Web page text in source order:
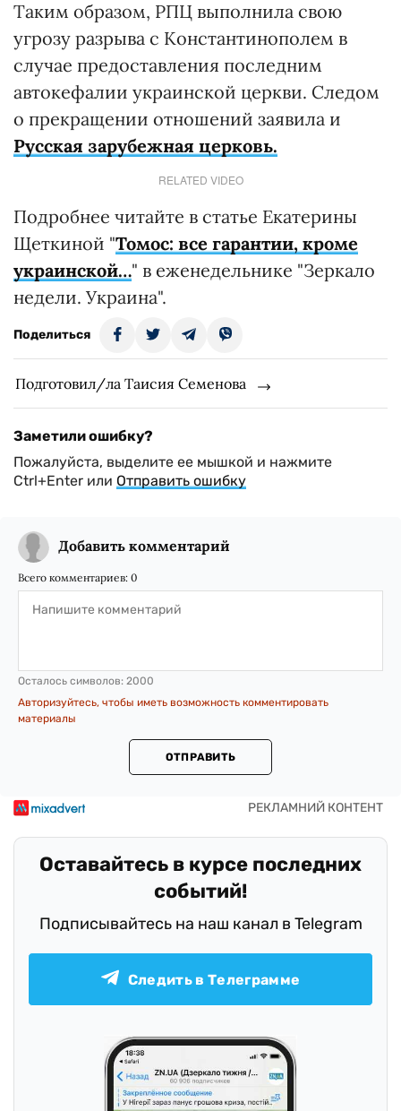
Таким образом, РПЦ выполнила свою
угрозу разрыва с Константинополем в
случае предоставления последним
автокефалии украинской церкви. Следом
о прекращении отношений заявила и
Русская зарубежная церковь.
RELATED VIDEO
Подробнее читайте в статье Екатерины
Щеткиной "Томос: все гарантии, кроме
украинской…" в еженедельнике "Зеркало
недели. Украина".
Поделиться
Подготовил/ла Таисия Семенова
Заметили ошибку?
Пожалуйста, выделите ее мышкой и нажмите
Ctrl+Enter или Отправить ошибку
Добавить комментарий
Всего комментариев: 0
Осталось символов: 2000
Авторизуйтесь, чтобы иметь возможность комментировать
материалы
ОТПРАВИТЬ
Оставайтесь в курсе последних
событий!
Подписывайтесь на наш канал в Telegram
Следить в Телеграмме